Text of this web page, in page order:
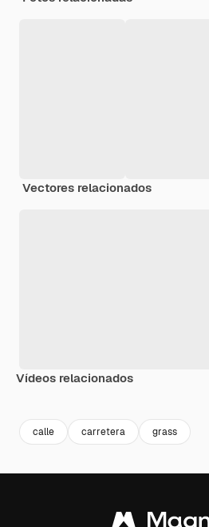
Vectores relacionados
Vídeos relacionados
calle carretera grass